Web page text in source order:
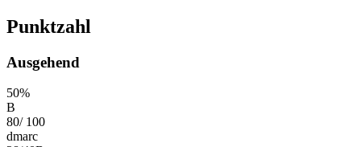
Punktzahl
Ausgehend
50%
B
80/ 100
dmarc